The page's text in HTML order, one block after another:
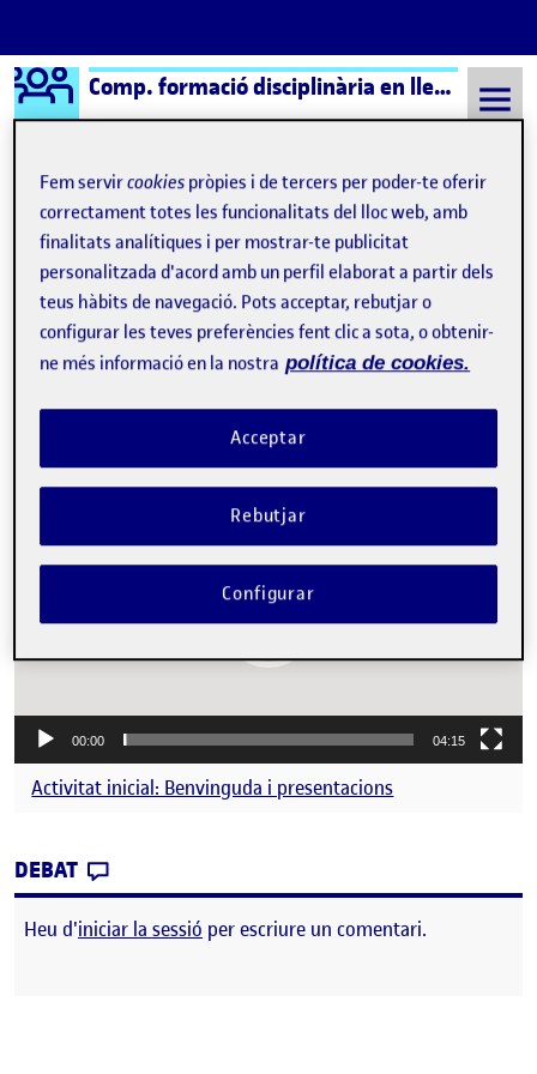
Saltar al contingut
Logo Ágora Comp. formació disciplinària en llengua i literatura cast.
Semestre 20221 - Aula 1 Presentació Roser Tarrida ( Comp. formació disciplinar en llengua i literatura cast. )
Navegació d'entrades
Anterior: Video Presentació
Publicat perPresentació Roser Tarrida (
Visibilitat:
Públic-Data de publicació
23 Oct. 202223 octubre, 2022 10:09 pm
-comentariel Presentació Roser Tarrida ( Comp.
Reproductor
vídeo
00:00 04:15
Activitat inicial: Benvinguda i presentacions
DEBAT
Heu d'iniciar la sessió per escriure un comentari.
Fem servircookies pròpies i de tercers per poder-te oferir
correctament totes les funcionalitats del lloc web, amb
finalitats analítiques i per mostrar-te publicitat
personalitzada d'acord amb un perfil elaborat a partir dels
teus hàbits de navegació. Pots acceptar, rebutjar o
configurar les teves preferències fent clic a sota, o obtenir-
ne més informació en la nostra política de cookies.
Rebutjar
Acceptar
Configurar